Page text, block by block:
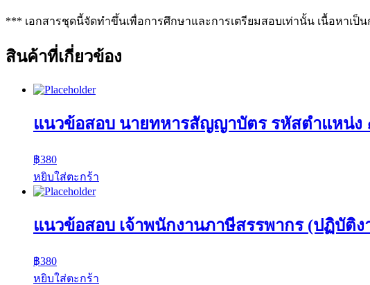
*** เอกสารชุดนี้จัดทำขึ้นเพื่อการศึกษาและการเตรียมสอบเท่านั้น เนื้อหาเป็
สินค้าที่เกี่ยวข้อง
แนวข้อสอบ นายทหารสัญญาบัตร รหัสตำแหน่ง
฿380
หยิบใส่ตะกร้า
แนวข้อสอบ เจ้าพนักงานภาษีสรรพากร (ปฏิบัติ
฿380
หยิบใส่ตะกร้า